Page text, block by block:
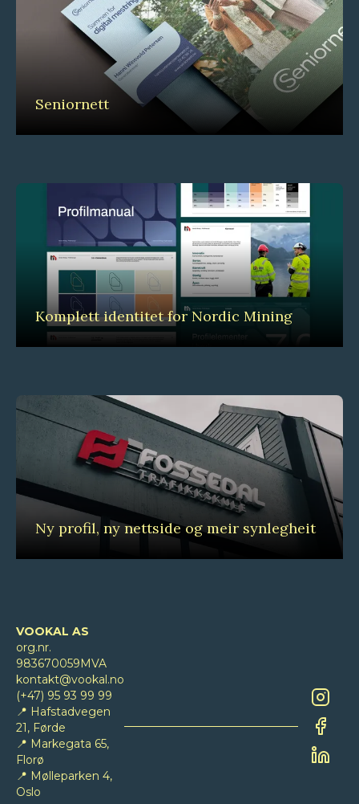
Seniornett
Komplett identitet for Nordic Mining
Ny profil, ny nettside og meir synlegheit
VOOKAL AS
org.nr.
983670059MVA
kontakt@vookal.no
(+47) 95 93 99 99
📍 Hafstadvegen
21, Førde
📍 Markegata 65,
Florø
📍 Mølleparken 4,
Oslo